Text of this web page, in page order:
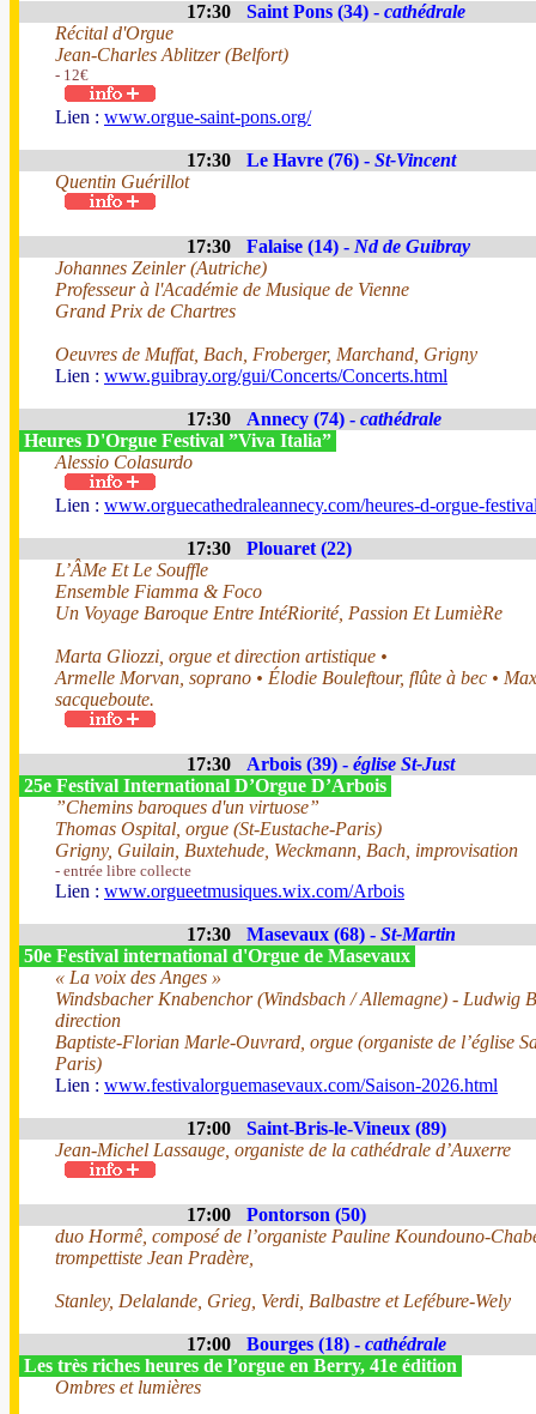
17:30 Saint Pons (34) - cathédrale
Récital d'Orgue
Jean-Charles Ablitzer (Belfort)
- 12€
Lien : www.orgue-saint-pons.org/
17:30 Le Havre (76) - St-Vincent
Quentin Guérillot
17:30 Falaise (14) - Nd de Guibray
Johannes Zeinler (Autriche)
Professeur à l'Académie de Musique de Vienne
Grand Prix de Chartres
Oeuvres de Muffat, Bach, Froberger, Marchand, Grigny
Lien : www.guibray.org/gui/Concerts/Concerts.html
17:30 Annecy (74) - cathédrale
Heures D'Orgue Festival ”Viva Italia”
Alessio Colasurdo
Lien : www.orguecathedraleannecy.com/heures-d-orgue-
17:30
Plouaret (22)
L’ÂMe Et Le Souffle
Ensemble Fiamma & Foco
Un Voyage Baroque Entre IntéRiorité, Passion Et LumièRe
Marta Gliozzi, orgue et direction artistique •
Armelle Morvan, soprano • Élodie Bouleftour, flûte à bec •
sacqueboute.
17:30 Arbois (39) - église St-Just
25e Festival International D’Orgue D’Arbois
”Chemins baroques d'un virtuose”
Thomas Ospital, orgue (St-Eustache-Paris)
Grigny, Guilain, Buxtehude, Weckmann, Bach, improvisation
- entrée libre collecte
Lien : www.orgueetmusiques.wix.com/Arbois
17:30 Masevaux (68) - St-Martin
50e Festival international d'Orgue de Masevaux
« La voix des Anges »
Windsbacher Knabenchor (Windsbach / Allemagne) - Ludwig
direction
Baptiste-Florian Marle-Ouvrard, orgue (organiste de l’église
Paris)
Lien : www.festivalorguemasevaux.com/Saison-2026.html
17:00
Saint-Bris-le-Vineux (89)
Jean-Michel Lassauge, organiste de la cathédrale d’Auxerre
17:00
Pontorson (50)
duo Hormê, composé de l’organiste Pauline Koundouno-
trompettiste Jean Pradère,
Stanley, Delalande, Grieg, Verdi, Balbastre et Lefébure-Wely
17:00 Bourges (18) - cathédrale
Les très riches heures de l’orgue en Berry, 41e édition
Ombres et lumières